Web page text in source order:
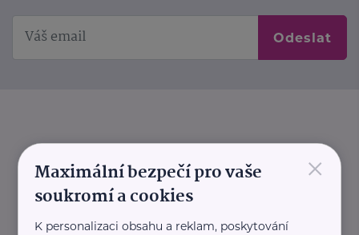
Odeslat
×
Maximální bezpečí pro vaše
soukromí a cookies
K personalizaci obsahu a reklam, poskytování